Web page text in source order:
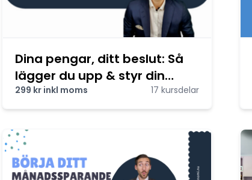
Dina pengar, ditt beslut: Så
lägger du upp & styr din
privatekonomi
299 kr inkl moms 17 kursdelar